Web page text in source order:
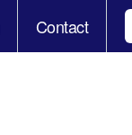
Contact